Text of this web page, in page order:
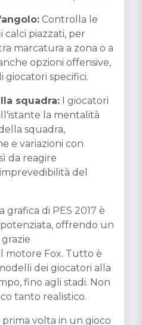
Controlla le
calci piazzati, per
marcatura a zona o a
opzioni offensive,
giocatori specifici.
squadra: I giocatori
la mentalità
squadra,
e variazioni con
da reagire
del
grafica di PES 2017 è
offrendo un
motore Fox. Tutto è
dei giocatori alla
fino agli stadi. Non
tanto realistico.
prima volta in un gioco